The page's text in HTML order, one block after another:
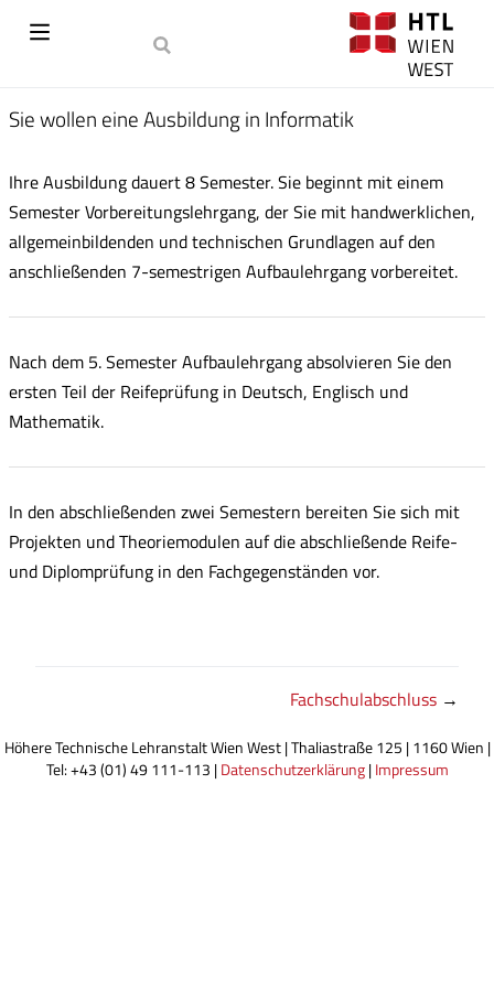
Sie wollen eine Ausbildung in Informatik
Ihre Ausbildung dauert 8 Semester. Sie beginnt mit einem
Semester Vorbereitungslehrgang, der Sie mit handwerklichen,
allgemeinbildenden und technischen Grundlagen auf den
anschließenden 7-semestrigen Aufbaulehrgang vorbereitet.
Nach dem 5. Semester Aufbaulehrgang absolvieren Sie den
ersten Teil der Reifeprüfung in Deutsch, Englisch und
Mathematik.
In den abschließenden zwei Semestern bereiten Sie sich mit
Projekten und Theoriemodulen auf die abschließende Reife-
und Diplomprüfung in den Fachgegenständen vor.
Fachschulabschluss →
Höhere Technische Lehranstalt Wien West | Thaliastraße 125 | 1160 Wien |
Tel: +43 (01) 49 111-113 | Datenschutzerklärung| Impressum